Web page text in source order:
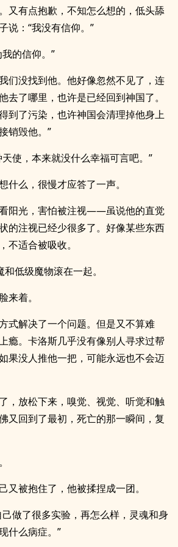
又有点抱歉，不知怎么想的，低头舔
说：“我没有信仰。”
的信仰。”
们没找到他。他好像忽然不见了，连
去了哪里，也许是已经回到神国了。
到了污染，也许神国会清理掉他身上
销毁他。”
使，本来就没什么幸福可言吧。”
什么，很慢才应答了一声。
阳光，害怕被注视——虽说他的直觉
的注视已经少很多了。好像某些东西
不适合被吸收。
低级魔物滚在一起。
来着。
式解决了一个问题。但是又不算难
瘾。卡洛斯几乎没有像别人寻求过帮
果没人推他一把，可能永远也不会迈
，放松下来，嗅觉、视觉、听觉和触
又回到了最初，死亡的那一瞬间，复
又被抱住了，他被揉捏成一团。
做了很多实验，再怎么样，灵魂和身
什么病症。”